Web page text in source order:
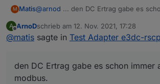
M Matis@arnod ... den DC Ertrag gabe es
A
Offline
ArnoDschrieb am 12. Nov. 2021, 17:28
zuletzt editiert von
@matis sagte in Test Adapter e3dc-
den DC Ertrag gabe es schon immer
modbus.